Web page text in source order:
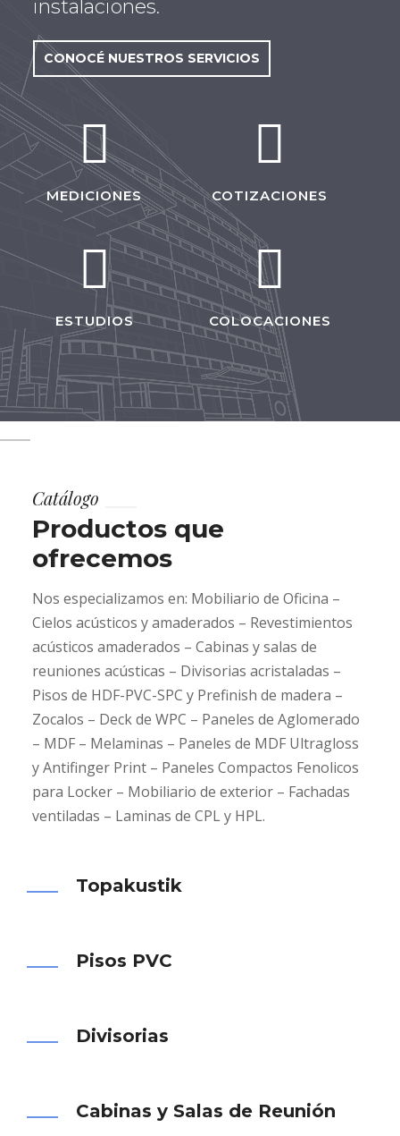
instalaciones.
CONOCÉ NUESTROS SERVICIOS
MEDICIONES COTIZACIONES
ESTUDIOS COLOCACIONES
Catálogo
Productos que
ofrecemos
Nos especializamos en: Mobiliario de Oficina –
Cielos acústicos y amaderados – Revestimientos
acústicos amaderados – Cabinas y salas de
reuniones acústicas – Divisorias acristaladas –
Pisos de HDF-PVC-SPC y Prefinish de madera –
Zocalos – Deck de WPC – Paneles de Aglomerado
– MDF – Melaminas – Paneles de MDF Ultragloss
y Antifinger Print – Paneles Compactos Fenolicos
para Locker – Mobiliario de exterior – Fachadas
ventiladas – Laminas de CPL y HPL.
Topakustik
Pisos PVC
Divisorias
Cabinas y Salas de Reunión